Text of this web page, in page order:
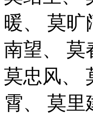
暖、
莫旷
南望、
莫
莫忠风、
霄、
莫里